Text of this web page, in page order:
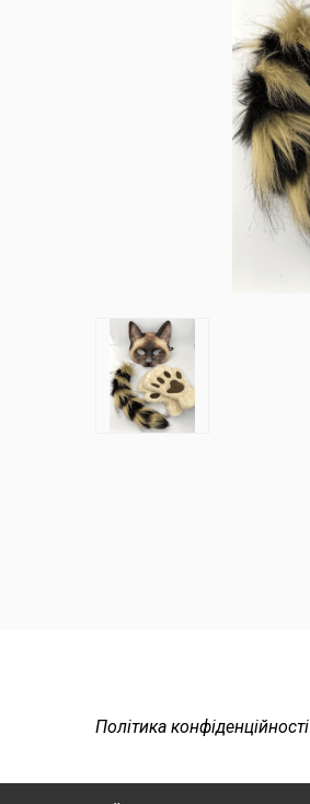
Політика конфіденційності